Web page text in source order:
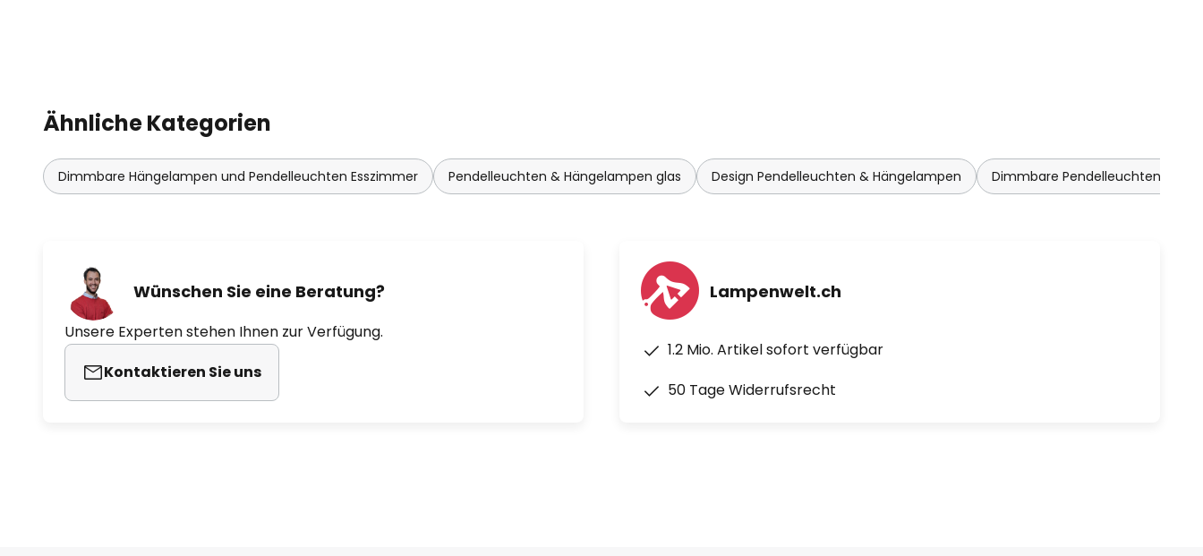
Ähnliche Kategorien
Dimmbare Hängelampen und Pendelleuchten Esszimmer Pendelleuchten & Hängelampen glas Design Pendelleuchten & Hängelampen Dimmbare Pendelleuchten &
Wünschen Sie eine Beratung?
Unsere Experten stehen Ihnen zur Verfügung.
Kontaktieren Sie uns
Lampenwelt.ch
1.2 Mio. Artikel sofort verfügbar
50 Tage Widerrufsrecht